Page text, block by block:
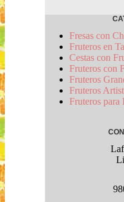
Fresas con
Fruteros en
Cestas con
Fruteros con
Fruteros
Fruteros
Fruteros para